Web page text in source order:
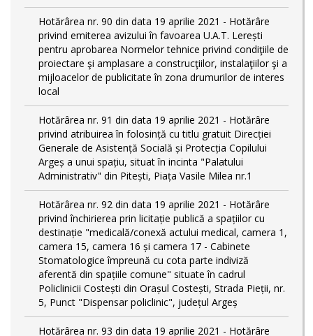
Hotărârea nr. 90 din data 19 aprilie 2021 - Hotărâre
privind emiterea avizului în favoarea U.A.T. Lerești
pentru aprobarea Normelor tehnice privind condiţiile de
proiectare şi amplasare a construcţiilor, instalaţiilor şi a
mijloacelor de publicitate în zona drumurilor de interes
local
Hotărârea nr. 91 din data 19 aprilie 2021 - Hotărâre
privind atribuirea în folosință cu titlu gratuit Direcției
Generale de Asistență Socială și Protecția Copilului
Argeș a unui spațiu, situat în incinta "Palatului
Administrativ" din Pitești, Piața Vasile Milea nr.1
Hotărârea nr. 92 din data 19 aprilie 2021 - Hotărâre
privind închirierea prin licitație publică a spațiilor cu
destinație "medicală/conexă actului medical, camera 1,
camera 15, camera 16 și camera 17 - Cabinete
Stomatologice împreună cu cota parte indiviză
aferentă din spațiile comune" situate în cadrul
Policlinicii Costești din Orașul Costești, Strada Pieții, nr.
5, Punct "Dispensar policlinic", județul Argeș
Hotărârea nr. 93 din data 19 aprilie 2021 - Hotărâre